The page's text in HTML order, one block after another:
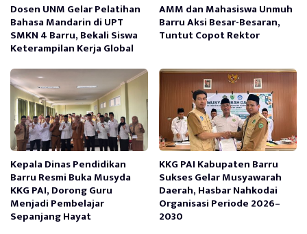
Dosen UNM Gelar Pelatihan
Bahasa Mandarin di UPT
SMKN 4 Barru, Bekali Siswa
Keterampilan Kerja Global
AMM dan Mahasiswa Unmuh
Barru Aksi Besar-Besaran,
Tuntut Copot Rektor
Kepala Dinas Pendidikan
Barru Resmi Buka Musyda
KKG PAI, Dorong Guru
Menjadi Pembelajar
Sepanjang Hayat
KKG PAI Kabupaten Barru
Sukses Gelar Musyawarah
Daerah, Hasbar Nahkodai
Organisasi Periode 2026–
2030